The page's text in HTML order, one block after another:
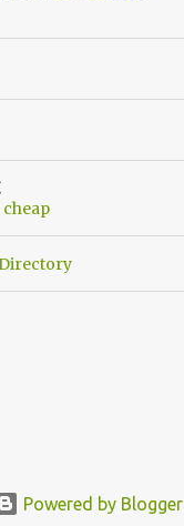
Powered by Blogger